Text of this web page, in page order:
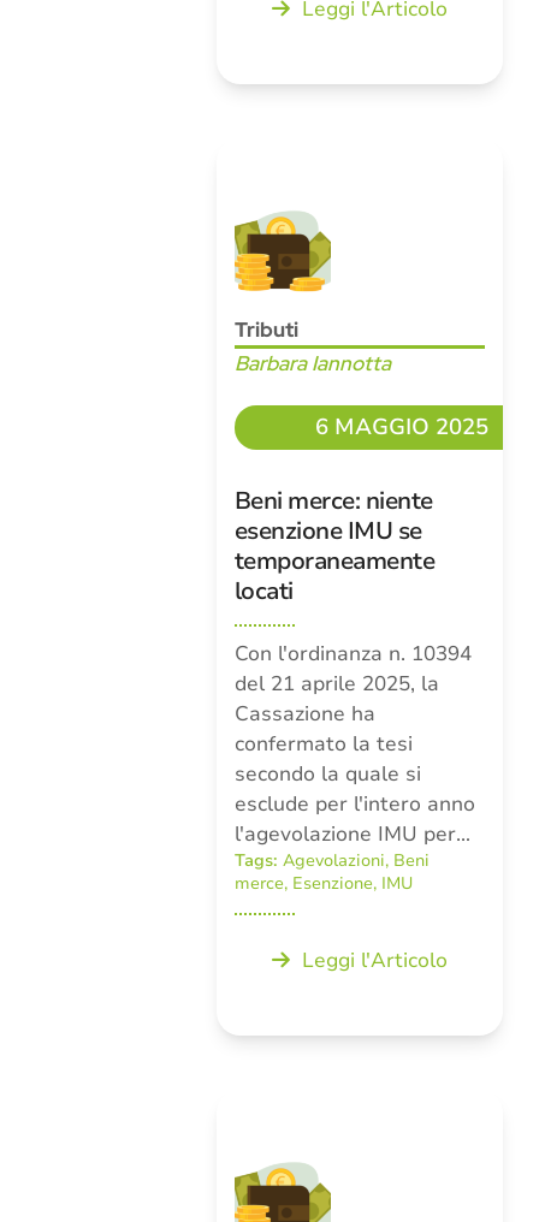
Leggi l'Articolo
Tributi
Barbara Iannotta
6 MAGGIO 2025
Beni merce: niente
esenzione IMU se
temporaneamente
locati
Con l'ordinanza n. 10394
del 21 aprile 2025, la
Cassazione ha
confermato la tesi
secondo la quale si
esclude per l'intero anno
l'agevolazione IMU per…
Tags: Agevolazioni, Beni
merce, Esenzione, IMU
Leggi l'Articolo